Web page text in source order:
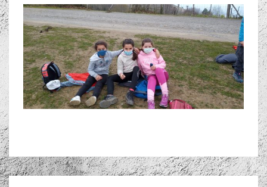
Posts